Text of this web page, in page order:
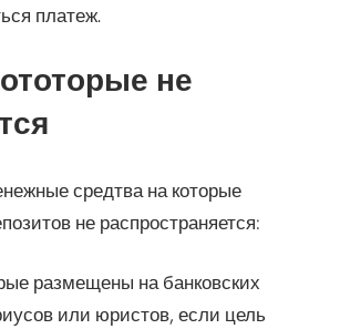
платеж.
не
средтва на которые
не распространяется:
размещены на банковских
или юристов, если цель